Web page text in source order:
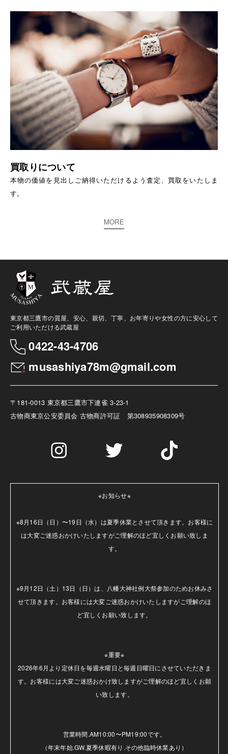
買取りについて
本物の価値を見出しご納得いただけるよう査定、買取をいたしま
す。
MORE
東京都三鷹市の質屋、安心、親切、丁寧、お年寄りや女性の方に安心して
ご利用いただける武蔵屋
0422-43-4706
musashiya78m@gmail.com
〒181-0013 東京都三鷹市下連雀 3-23-1
古物商東京公安委員会 古物商許可証 第308935908309号
※お知らせ※
※8月16日（日）〜19日（水）は夏季休業とさせて頂きます。お客様に
は大変ご迷惑おかけいたしますがご理解のほど宜しくお願い致しま
す。
※9月12日（土）13日（日）は、八幡大神社例大祭参加のためお休みさ
せて頂きます。お客様には大変ご迷惑おかけいたしますがご理解のほ
ど宜しくお願い致します。
※重要※
2026年6月より定休日を毎週水曜日と毎週日曜日にさせていただきま
す。お客様には大変ご迷惑おかけ致しますがご理解のほど宜しくお願
い致します。
営業時間.AM10:00〜PM19:00です。
（年末年始.GW.夏季休暇有り.その他臨時休業あり）